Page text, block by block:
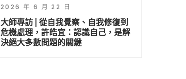
2026 年 6 月 22 日
大師專訪 | 從自我覺察、自我修復到
危機處理，許皓宜：認識自己，是解
決絕大多數問題的關鍵